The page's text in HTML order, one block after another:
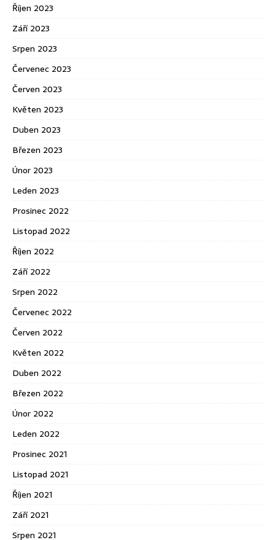
Říjen 2023
Září 2023
Srpen 2023
Červenec 2023
Červen 2023
Květen 2023
Duben 2023
Březen 2023
Únor 2023
Leden 2023
Prosinec 2022
Listopad 2022
Říjen 2022
Září 2022
Srpen 2022
Červenec 2022
Červen 2022
Květen 2022
Duben 2022
Březen 2022
Únor 2022
Leden 2022
Prosinec 2021
Listopad 2021
Říjen 2021
Září 2021
Srpen 2021